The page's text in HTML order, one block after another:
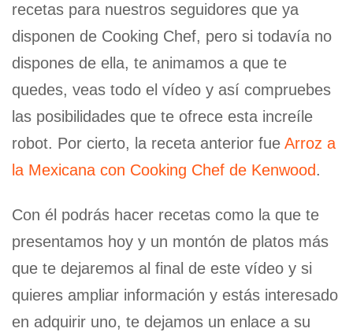
recetas para nuestros seguidores que ya
disponen de Cooking Chef, pero si todavía no
dispones de ella, te animamos a que te
quedes, veas todo el vídeo y así compruebes
las posibilidades que te ofrece esta increíle
robot. Por cierto, la receta anterior fue Arroz a
la Mexicana con Cooking Chef de Kenwood.
Con él podrás hacer recetas como la que te
presentamos hoy y un montón de platos más
que te dejaremos al final de este vídeo y si
quieres ampliar información y estás interesado
en adquirir uno, te dejamos un enlace a su